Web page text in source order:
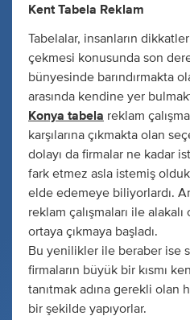
Kent Tabela Reklam
Tabelalar, insanların
çekmesi konusunda son
bünyesinde barındırmakta
arasında kendine yer
Konya tabela reklam
karşılarına çıkmakta olan
dolayı da firmalar ne kadar
fark etmez asla istemiş
elde edemeye biliyorlardı.
reklam çalışmaları ile
ortaya çıkmaya başladı.
Bu yenilikler ile beraber ise
firmaların büyük bir kısmı
tanıtmak adına gerekli olan
bir şekilde yapıyorlar.